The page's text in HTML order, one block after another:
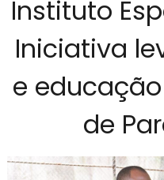
Instituto
Iniciativa
e
de